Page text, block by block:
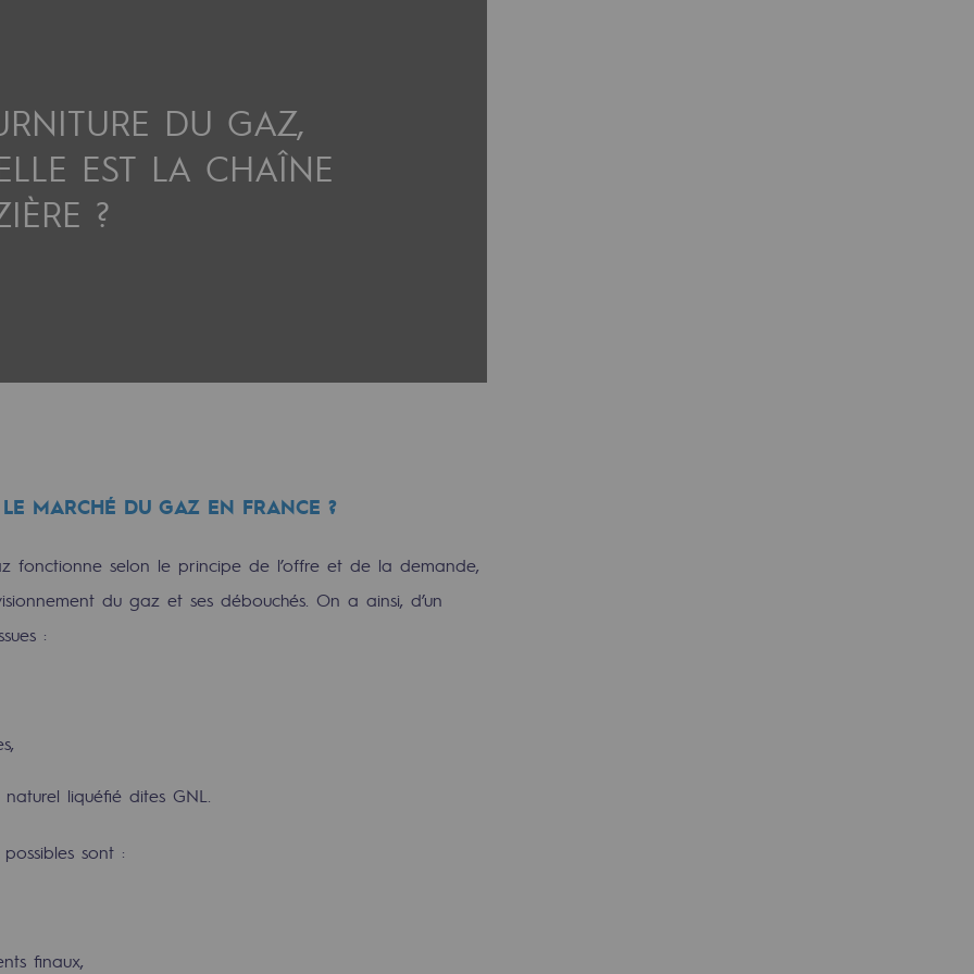
DU GAZ,
EST LA CHAÎNE
?
MARCHÉ DU GAZ EN FRANCE ?
fonctionne selon le principe de l’offre et de la demande,
du gaz et ses débouchés. On a ainsi, d’un
:
liquéfié dites GNL.
sont :
finaux,